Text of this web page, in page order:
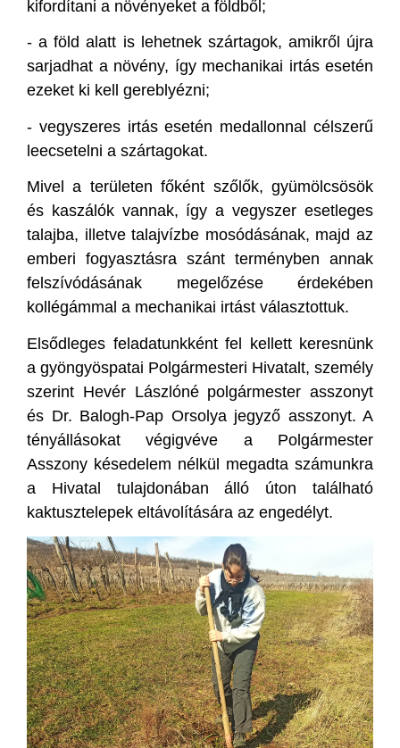
kifordítani a növényeket a földből;
- a föld alatt is lehetnek szártagok, amikről újra
sarjadhat a növény, így mechanikai irtás esetén
ezeket ki kell gereblyézni;
- vegyszeres irtás esetén medallonnal célszerű
leecsetelni a szártagokat.
Mivel a területen főként szőlők, gyümölcsösök
és kaszálók vannak, így a vegyszer esetleges
talajba, illetve talajvízbe mosódásának, majd az
emberi fogyasztásra szánt terményben annak
felszívódásának megelőzése érdekében
kollégámmal a mechanikai irtást választottuk.
Elsődleges feladatunkként fel kellett keresnünk
a gyöngyöspatai Polgármesteri Hivatalt, személy
szerint Hevér Lászlóné polgármester asszonyt
és Dr. Balogh-Pap Orsolya jegyző asszonyt. A
tényállásokat végigvéve a Polgármester
Asszony késedelem nélkül megadta számunkra
a Hivatal tulajdonában álló úton található
kaktusztelepek eltávolítására az engedélyt.